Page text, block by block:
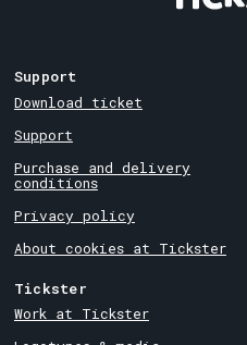
Support
Download ticket
Support
Purchase and delivery
conditions
Privacy policy
About cookies at Tickster
Tickster
Work at Tickster